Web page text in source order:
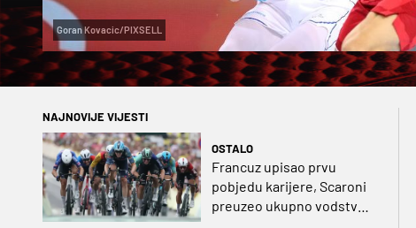
Goran Kovacic/PIXSELL
NAJNOVIJE VIJESTI
OSTALO
Francuz upisao prvu
pobjedu karijere, Scaroni
preuzeo ukupno vodstvo